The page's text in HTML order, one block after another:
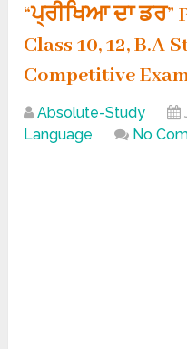
“ਪ੍ਰੀਖਿਆ ਦਾ ਡਰ”
Class 10, 12, B.A
Competitive
Absolute-Study
Language
No